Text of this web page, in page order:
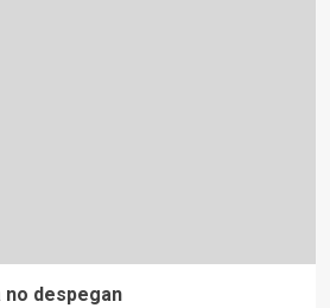
no despegan